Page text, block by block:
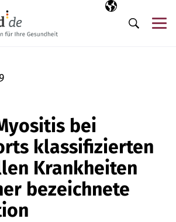
Ausgewählte
DE
Suche
bei
klassifizierten
Krankheiten
bezeichnete